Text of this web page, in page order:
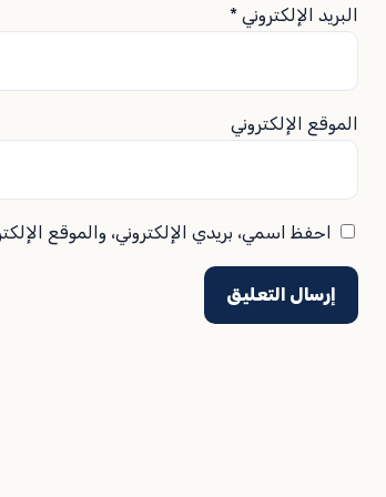
البريد الإلكتروني*
الموقع الإلكتروني
احفظ اسمي، بريدي الإلكتروني، والموقع